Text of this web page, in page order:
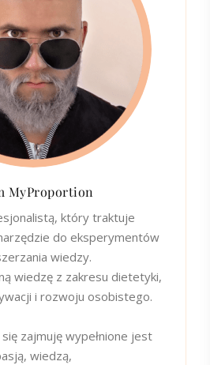
MyProportion
który traktuje
do eksperymentów
wiedzy.
wiedzę z zakresu dietetyki,
i rozwoju osobistego.
zajmuję wypełnione jest
wiedzą,